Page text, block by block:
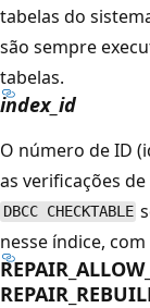
tabelas do
são sempre
tabelas.
index_id
O número de ID
as verificações
DBCC CHECKTABLE
nesse índice,